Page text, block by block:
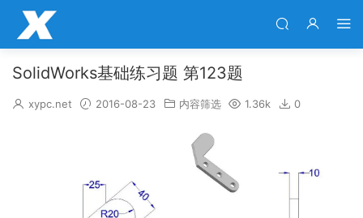
SolidWorks基础练习题 第123题
xypc.net 2016-08-23 内容筛选 1.36k 0